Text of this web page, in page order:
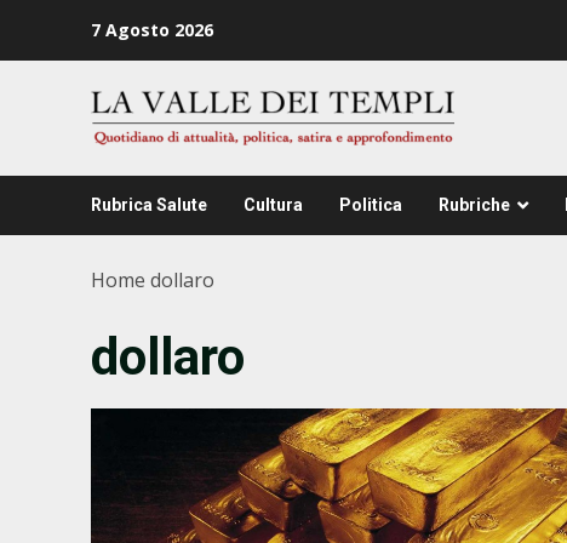
7 Agosto 2026
Rubrica Salute Cultura Politica Rubriche
Home dollaro
dollaro